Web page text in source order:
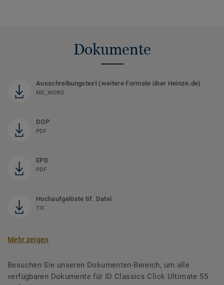
Dokumente
Ausschreibungstext (weitere Formate über Heinze.de)
MS_WORD
DOP
PDF
EPD
PDF
Hochaufgelöste tif. Datei
TIF
Mehr zeigen
Besuchen Sie unseren Dokumenten-Bereich, um alle
verfügbaren Dokumente für ID Classics Click Ultimate 55